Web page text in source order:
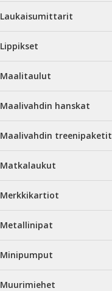
Laukaisumittarit
Lippikset
Maalitaulut
Maalivahdin hanskat
Maalivahdin treenipaketit
Matkalaukut
Merkkikartiot
Metallinipat
Minipumput
Muurimiehet